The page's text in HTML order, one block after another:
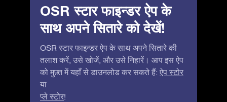
OSR स्टार फाइन्डर ऐप के
साथ अपने सितारे को देखें!
OSR स्टार फाइन्डर ऐप के साथ अपने सितारे की
तलाश करें, उसे खोजें, और उसे निहारें। आप इस ऐप
को मुफ़्त में यहाँ से डाउनलोड कर सकते हैं: ऐप स्टोर
या
प्ले स्टोर!